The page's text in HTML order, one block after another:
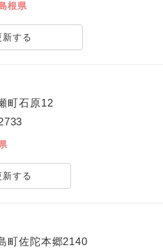
根県
する
町石原12
する
町佐陀本郷2140